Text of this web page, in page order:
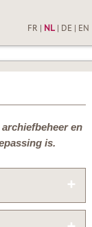
FR NL| DE EN
en
is.